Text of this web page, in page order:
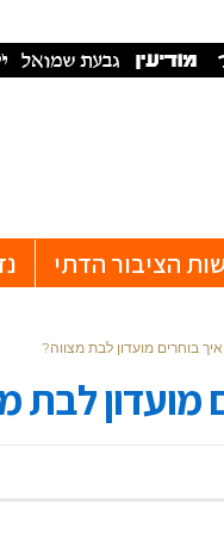
הציבור הדתי
איך בוחרים מועדון לבת מצווה?
מועדון לבת